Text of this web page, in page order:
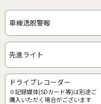
車線逸脱警報
先進ライト
ドライブレコーダー
※記録媒体(SDカード等)は別途ご
購入いただく場合がございます